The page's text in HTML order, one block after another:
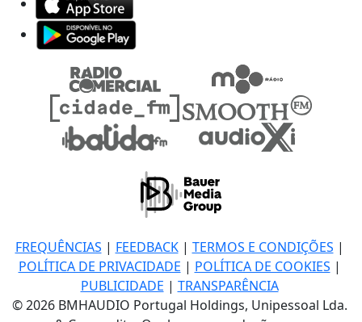
FREQUÊNCIAS | FEEDBACK| TERMOS E CONDIÇÕES |
POLÍTICA DE PRIVACIDADE | POLÍTICA DE COOKIES |
PUBLICIDADE | TRANSPARÊNCIA
© 2026 BMHAUDIO Portugal Holdings, Unipessoal Lda.